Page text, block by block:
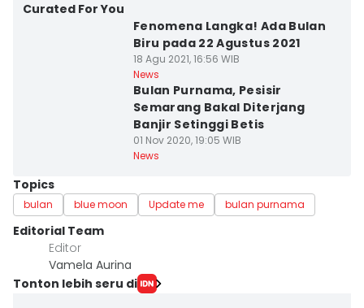
Curated For You
Fenomena Langka! Ada Bulan
Biru pada 22 Agustus 2021
18 Agu 2021, 16:56 WIB
News
Bulan Purnama, Pesisir
Semarang Bakal Diterjang
Banjir Setinggi Betis
01 Nov 2020, 19:05 WIB
News
Topics
bulan blue moon Update me bulan purnama
Editorial Team
Editor
Vamela Aurina
Tonton lebih seru di